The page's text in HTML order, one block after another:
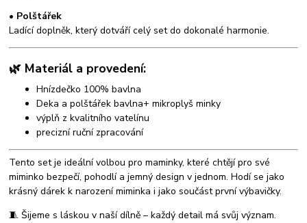
• Polštářek
Ladící doplněk, který dotváří celý set do dokonalé harmonie.
🌿 Materiál a provedení:
Hnízdečko 100% bavlna
Deka a polštářek bavlna+ mikroplyš minky
výplň z kvalitního vatelínu
precizní ruční zpracování
Tento set je ideální volbou pro maminky, které chtějí pro své
miminko bezpečí, pohodlí a jemný design v jednom. Hodí se jako
krásný dárek k narození miminka i jako součást první výbavičky.
🧵 Šijeme s láskou v naší dílně – každý detail má svůj význam.